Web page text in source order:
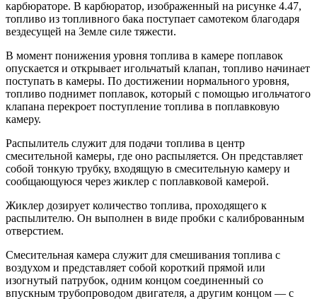
карбюраторе. В карбюратор, изображенный на рисунке 4.47,
топливо из топливного бака поступает самотеком благодаря
вездесущей на Земле силе тяжести.
В момент понижения уровня топлива в камере поплавок
опускается и открывает игольчатый клапан, топливо начинает
поступать в камеры. По достижении нормального уровня,
топливо поднимет поплавок, который с помощью игольчатого
клапана перекроет поступление топлива в поплавковую
камеру.
Распылитель служит для подачи топлива в центр
смесительной камеры, где оно распыляется. Он представляет
собой тонкую трубку, входящую в смесительную камеру и
сообщающуюся через жиклер с поплавковой камерой.
Жиклер дозирует количество топлива, проходящего к
распылителю. Он выполнен в виде пробки с калиброванным
отверстием.
Смесительная камера служит для смешивания топлива с
воздухом и представляет собой короткий прямой или
изогнутый патрубок, одним концом соединенный со
впускным трубопроводом двигателя, а другим концом — с